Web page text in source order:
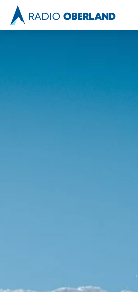
Das geheime Geräusch